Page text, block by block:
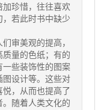
珍惜，往往喜欢
若此时书中缺少
审美观的提高，
量的色纸；有的
一些装饰性的图案
图设计等。这些对
，从而也提高了
随着人类文化的